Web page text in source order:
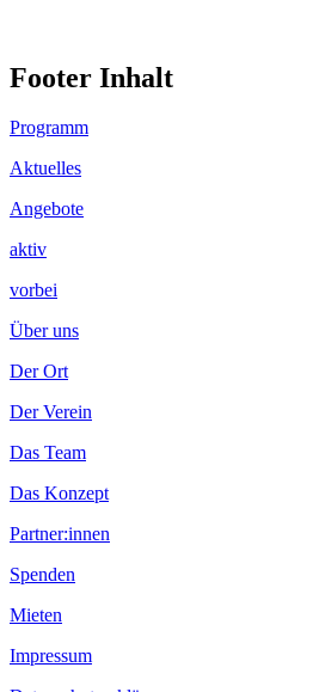
Footer Inhalt
Programm
Aktuelles
Angebote
aktiv
vorbei
Über uns
Der Ort
Der Verein
Das Team
Das Konzept
Partner:innen
Spenden
Mieten
Impressum